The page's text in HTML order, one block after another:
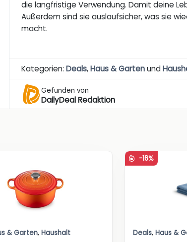
die langfristige Verwendung. Damit deine
Außerdem sind sie auslaufsicher, was sie
macht.
Kategorien:Deals,Haus & Gartenund
Gefunden von
DailyDeal Redaktion
& Garten, Haushalt
-16%
Deals, Haus &